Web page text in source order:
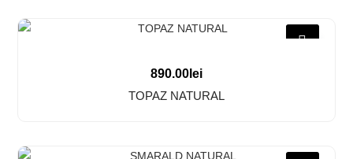
890.00 lei
TOPAZ NATURAL